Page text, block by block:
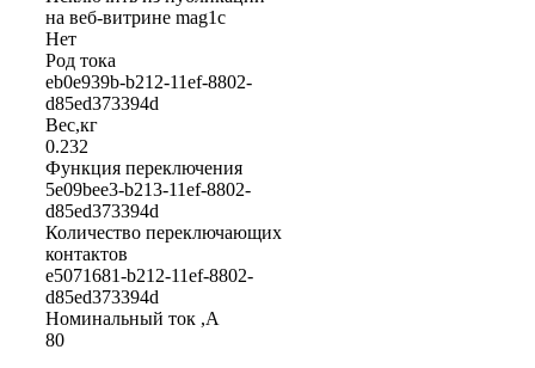
на веб-витрине mag1c
Нет
Род тока
eb0e939b-b212-11ef-8802-
d85ed373394d
Вес,кг
0.232
Функция переключения
5e09bee3-b213-11ef-8802-
d85ed373394d
Количество переключающих
контактов
e5071681-b212-11ef-8802-
d85ed373394d
Номинальный ток ,А
80